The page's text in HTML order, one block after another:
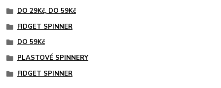
DO 29Kč, DO 59Kč
FIDGET SPINNER
DO 59Kč
PLASTOVÉ SPINNERY
FIDGET SPINNER